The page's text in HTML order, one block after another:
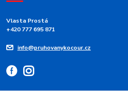
Vlasta Prostá
+420 777 695 871
info@pruhovanykocour.cz